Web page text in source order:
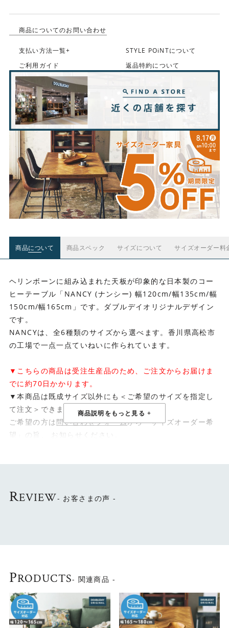
商品についてのお問い合わせ
支払い方法一覧+
STYLE POiNTについて
ご利用ガイド
返品特約について
商品について 商品スペック サイズについて サイズオーダー料
ヘリンボーンに組み込まれた天板が印象的な日本製のコー
ヒーテーブル「NANCY (ナンシー) 幅120cm/幅135cm/幅
150cm/幅165cm」です。ダブルデイオリジナルデザイン
です。
NANCYは、全6種類のサイズから選べます。香川県高松市
の工場で一点一点ていねいに作られています。
▼こちらの商品は受注生産品のため、ご注文からお届けま
でに約70日かかります。
▼本商品は既成サイズ以外にも＜ご希望のサイズを指定し
て注文＞できます。
ご希望の方は問い合わせフォームから「サイズオーダー希
望」の旨、 お知らせください。
ヘリンボーンが映えるシンプルなデザインの家具
REVIEW- お客さまの声 -
PRODUCTS- 関連商品 -